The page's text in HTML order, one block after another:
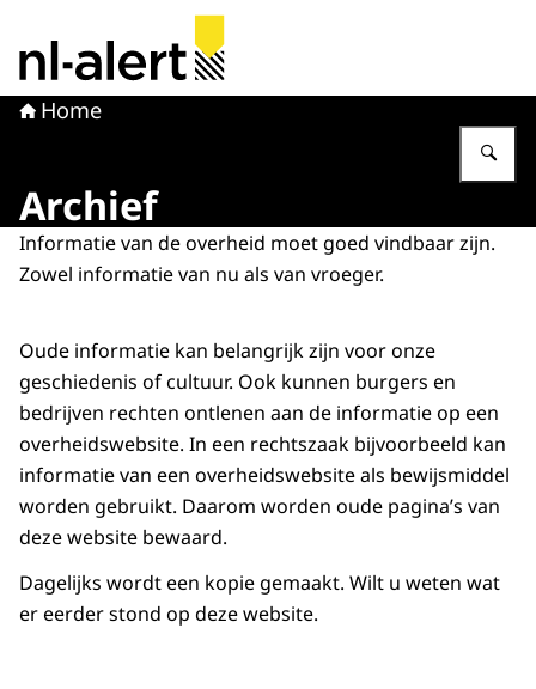
Naar de homepage van NL Alert
Home
Archief
Informatie van de overheid moet goed vindbaar zijn.
Zowel informatie van nu als van vroeger.
Oude informatie kan belangrijk zijn voor onze
geschiedenis of cultuur. Ook kunnen burgers en
bedrijven rechten ontlenen aan de informatie op een
overheidswebsite. In een rechtszaak bijvoorbeeld kan
informatie van een overheidswebsite als bewijsmiddel
worden gebruikt. Daarom worden oude pagina’s van
deze website bewaard.
Dagelijks wordt een kopie gemaakt. Wilt u weten wat
er eerder stond op deze website.